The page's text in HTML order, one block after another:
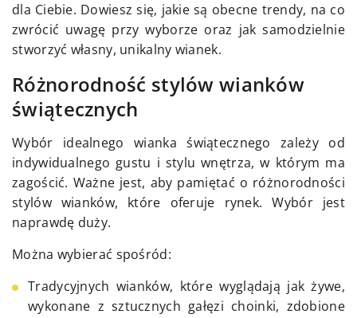
dla Ciebie. Dowiesz się, jakie są obecne trendy, na co
zwrócić uwagę przy wyborze oraz jak samodzielnie
stworzyć własny, unikalny wianek.
Różnorodność stylów wianków
świątecznych
Wybór idealnego wianka świątecznego zależy od
indywidualnego gustu i stylu wnętrza, w którym ma
zagościć. Ważne jest, aby pamiętać o różnorodności
stylów wianków, które oferuje rynek. Wybór jest
naprawdę duży.
Można wybierać spośród:
Tradycyjnych wianków, które wyglądają jak żywe,
wykonane z sztucznych gałęzi choinki, zdobione